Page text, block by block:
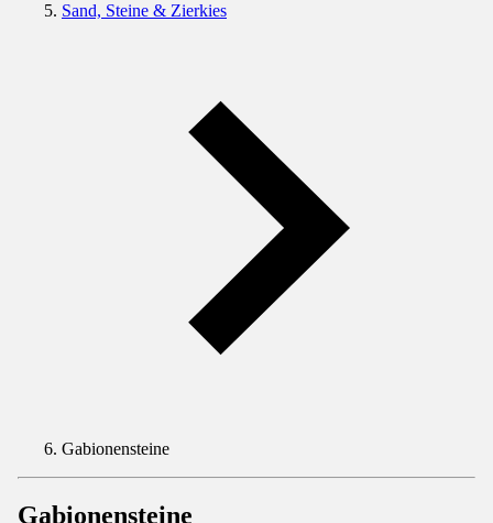
Sand, Steine & Zierkies
Gabionensteine
Gabionensteine